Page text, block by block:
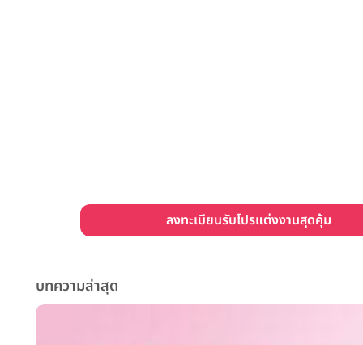
ลงทะเบียนรับโปรแต่งงานสุดคุ้ม
บทความล่าสุด